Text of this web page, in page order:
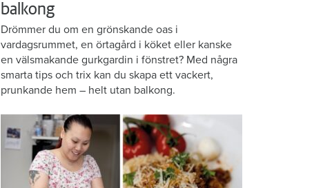
balkong
Drömmer du om en grönskande oas i
vardagsrummet, en örtagård i köket eller kanske
en välsmakande gurkgardin i fönstret? Med några
smarta tips och trix kan du skapa ett vackert,
prunkande hem – helt utan balkong.